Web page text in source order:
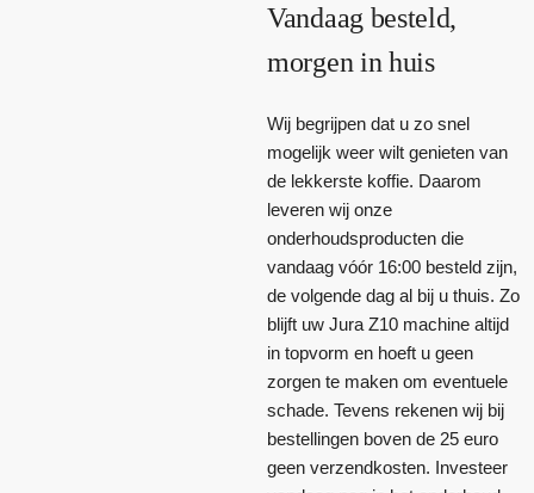
Vandaag besteld,
morgen in huis
Wij begrijpen dat u zo snel
mogelijk weer wilt genieten van
de lekkerste koffie. Daarom
leveren wij onze
onderhoudsproducten die
vandaag vóór 16:00 besteld zijn,
de volgende dag al bij u thuis. Zo
blijft uw Jura Z10 machine altijd
in topvorm en hoeft u geen
zorgen te maken om eventuele
schade. Tevens rekenen wij bij
bestellingen boven de 25 euro
geen verzendkosten. Investeer